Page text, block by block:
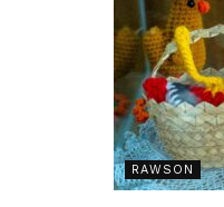
RAWSON